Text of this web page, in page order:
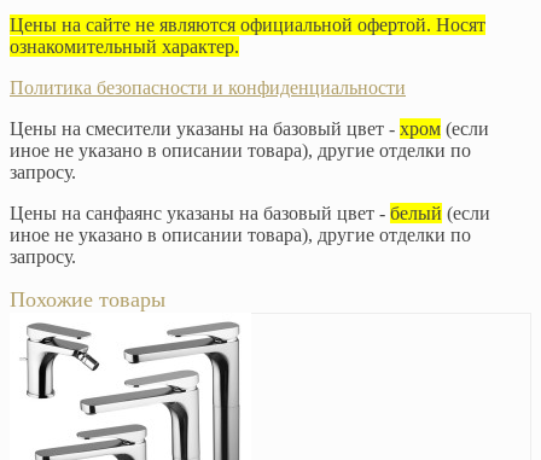
Цены на сайте не являются официальной офертой. Носят
ознакомительный характер.
Политика безопасности и конфиденциальности
Цены на смесители указаны на базовый цвет - хром (если
иное не указано в описании товара), другие отделки по
запросу.
Цены на санфаянс указаны на базовый цвет - белый (если
иное не указано в описании товара), другие отделки по
запросу.
Похожие товары